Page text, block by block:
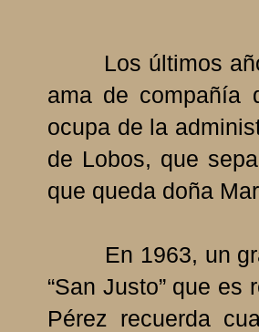
Los últimos años
ama de compañía
ocupa de la
de Lobos, que
que queda doña
En 1963, un
“San Justo” que
Pérez recuerda